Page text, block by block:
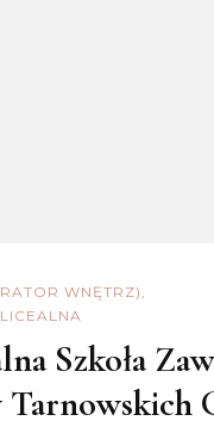
WNĘTRZ)
Szkoła
Tarnowskich